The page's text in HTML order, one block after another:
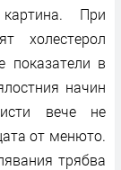
При
холестерол
показатели в
начин
вече не
от менюто.
трябва